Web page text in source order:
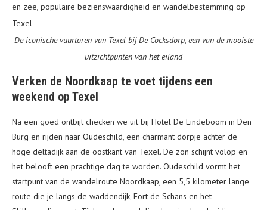
De iconische vuurtoren van Texel bij De Cocksdorp, een van de mooiste
uitzichtpunten van het eiland
Verken de Noordkaap te voet tijdens een
weekend op Texel
Na een goed ontbijt checken we uit bij Hotel De Lindeboom in Den
Burg en rijden naar Oudeschild, een charmant dorpje achter de
hoge deltadijk aan de oostkant van Texel. De zon schijnt volop en
het belooft een prachtige dag te worden. Oudeschild vormt het
startpunt van de wandelroute Noordkaap, een 5,5 kilometer lange
route die je langs de waddendijk, Fort de Schans en het